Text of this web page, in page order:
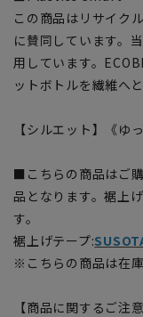
この商品はリサイク
に賛同しています。
用しています。
ットボトルを繊維へ
【シルエット】《ゆ
■こちらの商品はご
品となります。裾上
す。
裾上げテープ:
※こちらの商品は在
【商品に関するご注意